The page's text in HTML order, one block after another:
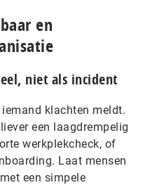
en
niet als incident
klachten meldt.
een laagdrempelig
werkplekcheck, of
Laat mensen
een simpele